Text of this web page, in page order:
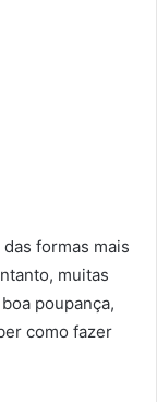
formas mais
muitas
poupança,
como fazer